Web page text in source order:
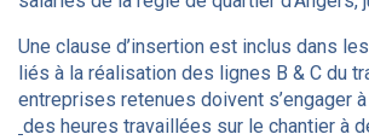
Une clause d’insertion est inclus dans
liés à la réalisation des lignes B & C du
entreprises retenues doivent s’engager
des heures travaillées sur le chantier à